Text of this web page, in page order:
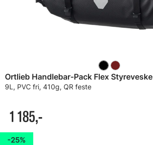
Ortlieb Handlebar-Pack Flex Styreveske
9L, PVC fri, 410g, QR feste
1 185,-
25%